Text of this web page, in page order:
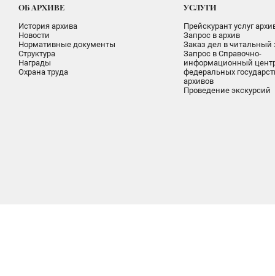
ОБ АРХИВЕ
История архива
Новости
Нормативные документы
Структура
Награды
Охрана труда
УСЛУГИ
Прейскурант услуг
Запрос в архив
Заказ дел в читальный
Запрос в Справочно-
информационный
федеральных
архивов
Проведение экскурсий